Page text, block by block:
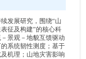
发展研究，围绕“山
征及构建”的核心科
景观－地貌互馈驱动
系统韧性测度；基于
机理；山地灾害影响